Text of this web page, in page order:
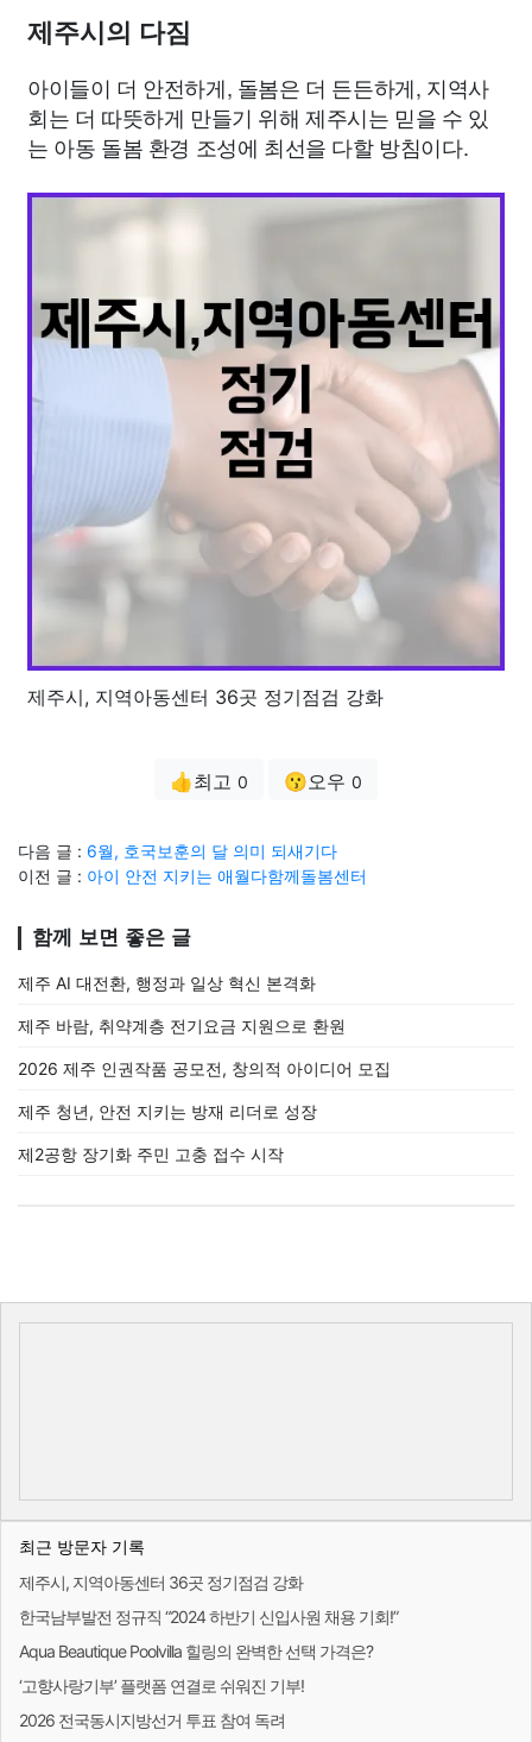
제주시의 다짐
아이들이 더 안전하게, 돌봄은 더 든든하게, 지역사
회는 더 따뜻하게 만들기 위해 제주시는 믿을 수 있
는 아동 돌봄 환경 조성에 최선을 다할 방침이다.
제주시, 지역아동센터 36곳 정기점검 강화
👍최고 0 😗오우 0
다음 글 : 6월, 호국보훈의 달 의미 되새기다
이전 글 : 아이 안전 지키는 애월다함께돌봄센터
함께 보면 좋은 글
제주 AI 대전환, 행정과 일상 혁신 본격화
제주 바람, 취약계층 전기요금 지원으로 환원
2026 제주 인권작품 공모전, 창의적 아이디어 모집
제주 청년, 안전 지키는 방재 리더로 성장
제2공항 장기화 주민 고충 접수 시작
최근 방문자 기록
제주시, 지역아동센터 36곳 정기점검 강화
한국남부발전 정규직 “2024 하반기 신입사원 채용 기회!”
Aqua Beautique Poolvilla 힐링의 완벽한 선택 가격은?
‘고향사랑기부’ 플랫폼 연결로 쉬워진 기부!
2026 전국동시지방선거 투표 참여 독려